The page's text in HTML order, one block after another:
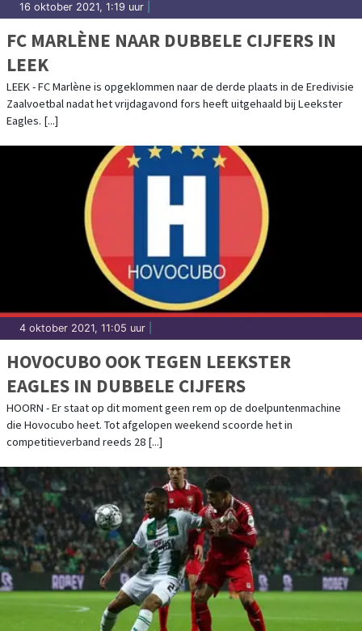
16 oktober 2021, 1:19 uur
FC MARLÈNE NAAR DUBBELE CIJFERS IN
LEEK
LEEK - FC Marlène is opgeklommen naar de derde plaats in de Eredivisie
Zaalvoetbal nadat het vrijdagavond fors heeft uitgehaald bij Leekster
Eagles. [...]
4 oktober 2021, 11:05 uur
HOVOCUBO OOK TEGEN LEEKSTER
EAGLES IN DUBBELE CIJFERS
HOORN - Er staat op dit moment geen rem op de doelpuntenmachine
die Hovocubo heet. Tot afgelopen weekend scoorde het in
competitieverband reeds 28 [...]